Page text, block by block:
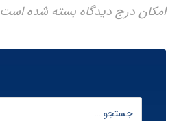
امکان درج دیدگاه بسته شده است